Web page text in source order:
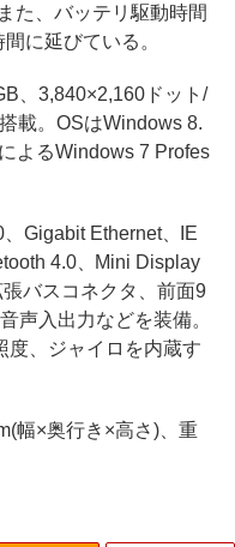
た、バッテリ駆動時間
に延びている。
、3,840×2,160ドット/
載。OSはWindows 8.
よるWindows 7 Profes
Gigabit Ethernet、IE
4.0、Mini Display
バスコネクタ、前面9
声入出力などを装備。
度、ジャイロを内蔵す
幅×奥行き×高さ)、重